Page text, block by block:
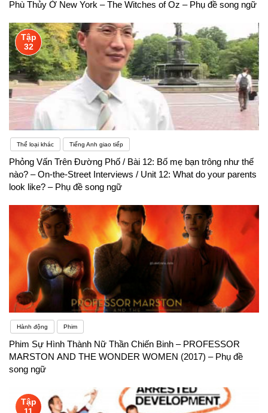
Phù Thủy Ở New York – The Witches of Oz – Phụ đề song ngữ
Tập
32
Thể loại khác Tiếng Anh giao tiếp
Phỏng Vấn Trên Đường Phố / Bài 12: Bố mẹ bạn trông như thế
nào? – On-the-Street Interviews / Unit 12: What do your parents
look like? – Phụ đề song ngữ
Hành động Phim
Phim Sự Hình Thành Nữ Thần Chiến Binh – PROFESSOR
MARSTON AND THE WONDER WOMEN (2017) – Phụ đề
song ngữ
Tập
11